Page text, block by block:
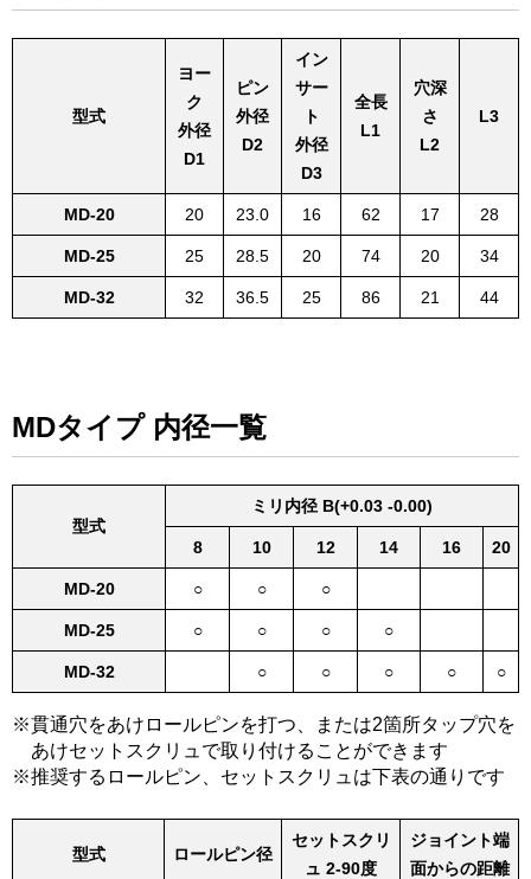
型式
ヨー
ク
外径
D1
ピン
外径
D2
イン
サー
ト
外径
D3
全長
L1
穴深
さ
L2
L3
MD-20 20 23.0 16 62 17 28
MD-25 25 28.5 20 74 20 34
MD-32 32 36.5 25 86 21 44
MDタイプ 内径一覧
型式
ミリ内径 B(+0.03 -0.00)
8 10 12 14 16 20
MD-20 ○ ○ ○
MD-25 ○ ○ ○ ○
MD-32 ○ ○ ○ ○ ○
貫通穴をあけロールピンを打つ、または2箇所タップ穴を
あけセットスクリュで取り付けることができます
推奨するロールピン、セットスクリュは下表の通りです
型式 ロールピン径
セットスクリ
ュ 2-90度
ジョイント端
面からの距離